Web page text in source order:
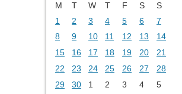
M
T W T F S
S
1
2 3 4 5 6
7
8
9 10 11 12 13
14
15
16 17 18 19 20
21
22
23 24 25 26 27
28
29
30 1 2 3 4 5